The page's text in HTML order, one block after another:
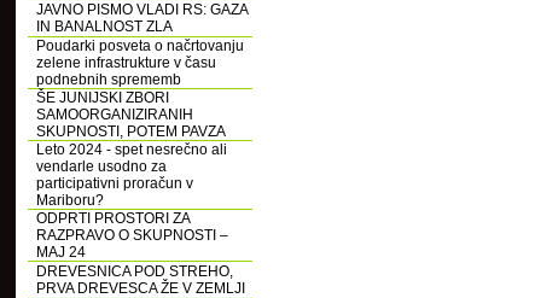
JAVNO PISMO VLADI RS: GAZA
IN BANALNOST ZLA
Poudarki posveta o načrtovanju
zelene infrastrukture v času
podnebnih sprememb
ŠE JUNIJSKI ZBORI
SAMOORGANIZIRANIH
SKUPNOSTI, POTEM PAVZA
Leto 2024 - spet nesrečno ali
vendarle usodno za
participativni proračun v
Mariboru?
ODPRTI PROSTORI ZA
RAZPRAVO O SKUPNOSTI –
MAJ 24
DREVESNICA POD STREHO,
PRVA DREVESCA ŽE V ZEMLJI